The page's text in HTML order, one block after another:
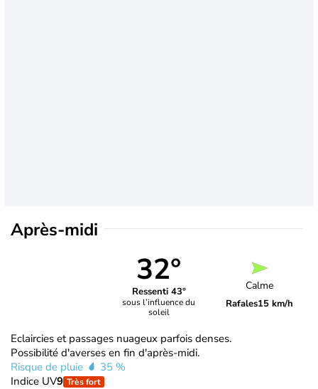
Après-midi
32°
Ressenti 43°
sous l’influence du
soleil
Calme
Rafales15 km/h
Eclaircies et passages nuageux parfois denses.
Possibilité d'averses en fin d'après-midi.
Risque de pluie
35 %
Indice UV9 Très fort